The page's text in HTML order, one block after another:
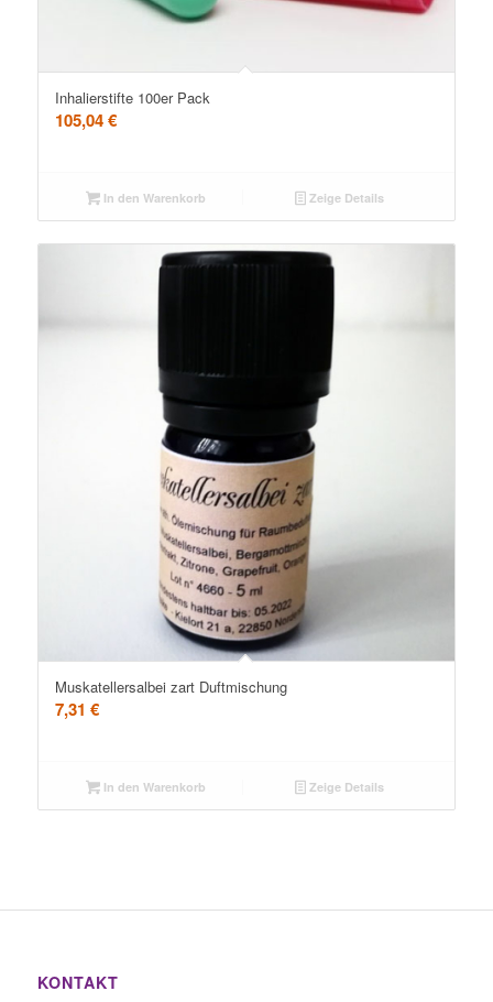
5.00
Inhalierstifte 100er Pack
105,04€
In den Warenkorb Zeige Details
Muskatellersalbei zart Duftmischung
7,31 €
In den Warenkorb Zeige Details
KONTAKT